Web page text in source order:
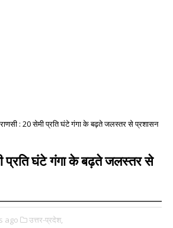
: 20 सेमी प्रति घंटे गंगा के बढ़ते जलस्तर से प्रशासन
प्रति घंटे गंगा के बढ़ते जलस्तर से
ago उत्तर-प्रदेश,